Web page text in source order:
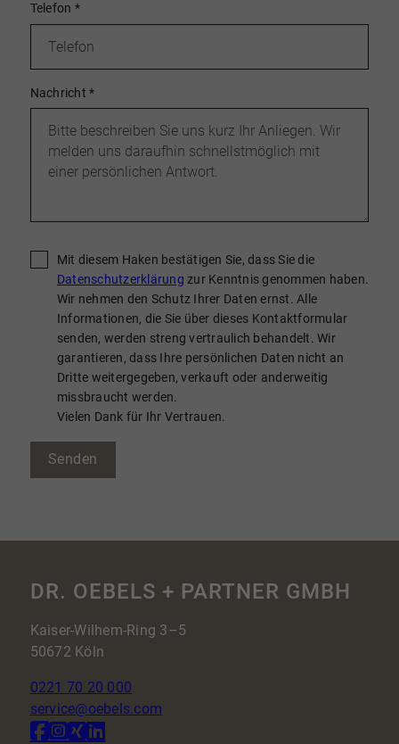
Telefon *
Nachricht*
Mit diesem Haken bestätigen Sie, dass Sie die
Datenschutzerklärung zur Kenntnis genommen haben.
Wir nehmen den Schutz Ihrer Daten ernst. Alle
Informationen, die Sie über dieses Kontaktformular
senden, werden streng vertraulich behandelt. Wir
garantieren, dass Ihre persönlichen Daten nicht an
Dritte weitergegeben, verkauft oder anderweitig
missbraucht werden.
Vielen Dank für Ihr Vertrauen.
Senden
DR. OEBELS + PARTNER GMBH
Kaiser-Wilhem-Ring 3–5
50672 Köln
0221 70 20 000
service@oebels.com